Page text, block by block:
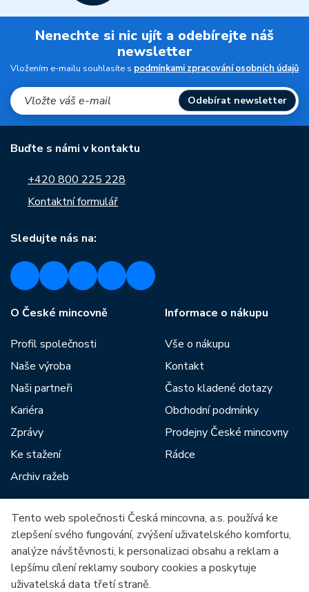
Nenechte si nic ujít a odebírejte náš
newsletter
Vložením e-mailu souhlasíte s podmínkami zpracování osobních údajů
Odebírat newsletter
Buďte s námi v kontaktu
+420 800 225 228
Kontaktní formulář
Sledujte nás na:
O České mincovně
Profil společnosti
Naše výroba
Naši partneři
Kariéra
Zprávy
Ke stažení
Archiv ražeb
Informace o nákupu
Vše o nákupu
Kontakt
Často kladené dotazy
Obchodní podmínky
Prodejny České mincovny
Rádce
Mezi naše partnery patří:
Tento web společnosti Česká mincovna, a.s. používá ke
zlepšení svého fungování, zvýšení uživatelského komfortu,
analýze návštěvnosti, k personalizaci obsahu a reklam a
lepšímu cílení reklamy soubory cookies a poskytuje
uživatelská data třetí straně.